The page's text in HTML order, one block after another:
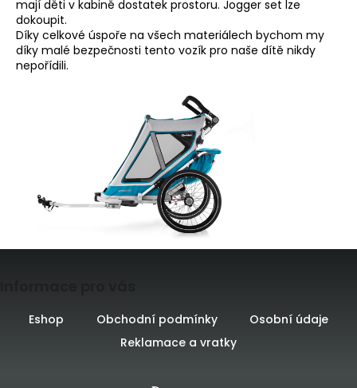
mají děti v kabině dostatek prostoru. Jogger set lze
dokoupit.
Díky celkové úspoře na všech materiálech bychom my
díky malé bezpečnosti tento vozík pro naše dítě nikdy
nepořídili.
Eshop Obchodní podmínky
Osobní údaje
Reklamace a vratky